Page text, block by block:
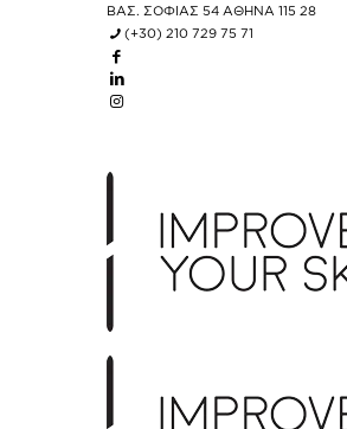
ΒΑΣ. ΣΟΦΙΑΣ 54 ΑΘΗΝΑ 115 28
(+30) 210 729 75 71